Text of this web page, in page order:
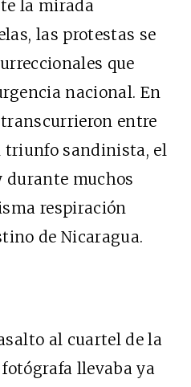
la mirada
las protestas se
que
nacional. En
entre
triunfo sandinista, el
durante muchos
respiración
de Nicaragua.
al cuartel de la
llevaba ya